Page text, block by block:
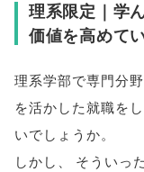
理系限定｜学
価値を高めて
理系学部で専門分
を活かした就職を
いでしょうか。
しかし 、
そういっ